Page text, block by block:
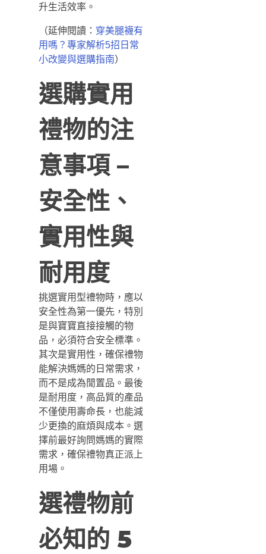
升生活效率。
（延伸閱讀： 穿美腿襪有
用嗎？專家解析5招日常
小改變與選購指南）
選購實用
禮物的注
意事項 –
安全性、
實用性與
耐用度
挑選實用型禮物時，應以
安全性為第一優先，特別
是與寶寶直接接觸的物
品，必須符合安全標準。
其次是實用性，確保禮物
能解決媽媽的日常需求，
而不是成為閒置品。最後
是耐用度，高品質的產品
不僅使用壽命長，也能減
少更換的麻煩與成本。選
擇前最好詢問媽媽的實際
需求，確保禮物真正派上
用場。
選禮物前
必知的 5